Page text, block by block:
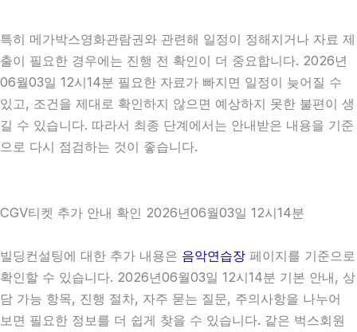
특히 메가박스영화관람권와 관련해 일정이 정해지거나 자료 제
출이 필요한 경우에는 진행 전 확인이 더 중요합니다. 2026년
06월03일 12시14분 필요한 자료가 빠지면 일정이 늦어질 수
있고, 조건을 제대로 확인하지 않으면 예상하지 못한 불편이 생
길 수 있습니다. 따라서 최종 단계에서는 안내받은 내용을 기준
으로 다시 점검하는 것이 좋습니다.
CGV티켓 추가 안내 확인 2026년06월03일 12시14분
빌딩컨설팅에 대한 추가 내용은 음악연습장 페이지를 기준으로
확인할 수 있습니다. 2026년06월03일 12시14분 기본 안내, 상
담 가능 항목, 진행 절차, 자주 묻는 질문, 주의사항을 나누어
보면 필요한 정보를 더 쉽게 찾을 수 있습니다. 같은 벅스회원